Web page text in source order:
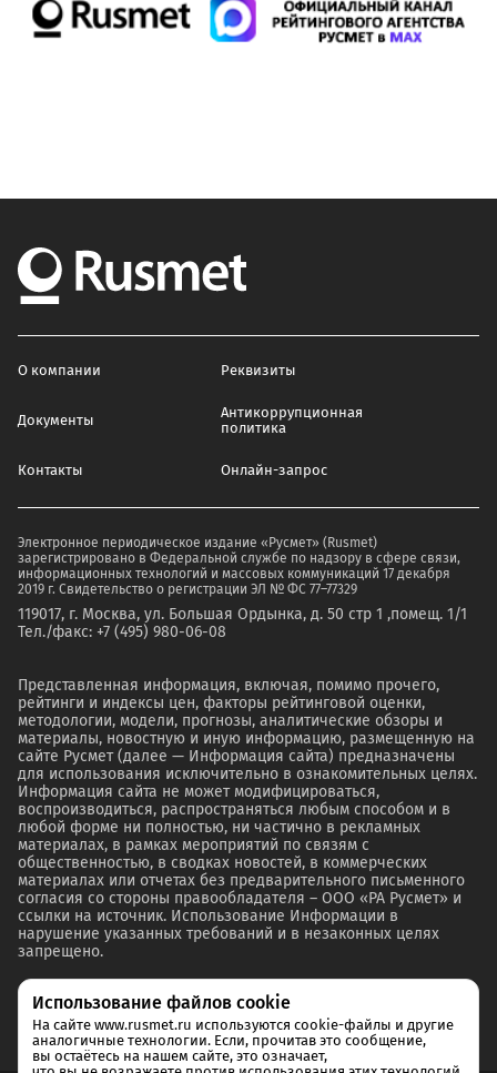
О компании Реквизиты
Документы
Антикоррупционная
политика
Контакты Онлайн-запрос
Электронное периодическое издание «Русмет» (Rusmet)
зарегистрировано в Федеральной службе по надзору в сфере связи,
информационных технологий и массовых коммуникаций 17 декабря
2019 г. Свидетельство о регистрации ЭЛ № ФС 77–77329
119017, г. Москва, ул. Большая Ордынка, д. 50 стр 1 ,помещ. 1/1
Тел./факс: +7 (495) 980-06-08
Представленная информация, включая, помимо прочего,
рейтинги и индексы цен, факторы рейтинговой оценки,
методологии, модели, прогнозы, аналитические обзоры и
материалы, новостную и иную информацию, размещенную на
сайте Русмет (далее — Информация сайта) предназначены
для использования исключительно в ознакомительных целях.
Информация сайта не может модифицироваться,
воспроизводиться, распространяться любым способом и в
любой форме ни полностью, ни частично в рекламных
материалах, в рамках мероприятий по связям с
общественностью, в сводках новостей, в коммерческих
материалах или отчетах без предварительного письменного
согласия со стороны правообладателя – ООО «РА Русмет» и
ссылки на источник. Использование Информации в
нарушение указанных требований и в незаконных целях
запрещено.
Использование файлов cookie
На сайте www.rusmet.ru используются cookie-файлы и другие
аналогичные технологии. Если, прочитав это сообщение,
вы остаётесь на нашем сайте, это означает,